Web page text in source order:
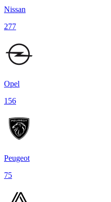
Nissan
277
Opel
156
Peugeot
75